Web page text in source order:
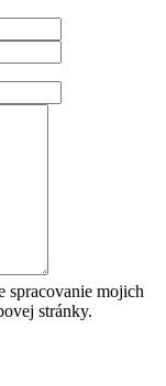
spracovanie mojich
stránky.